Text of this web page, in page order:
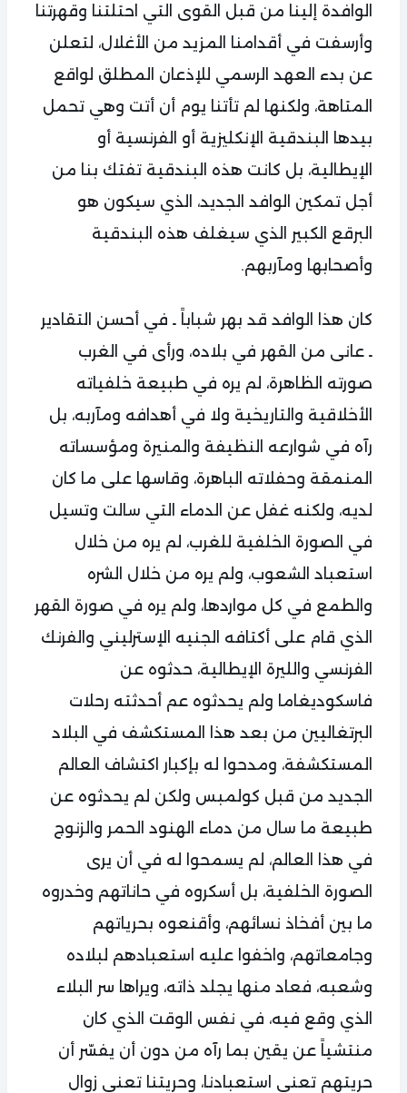
الوافدة إلينا من قبل القوى التي احتلتنا وقهرتنا
وأرسفت في أقدامنا المزيد من الأغلال، لتعلن
عن بدء العهد الرسمي للإذعان المطلق لواقع
المتاهة، ولكنها لم تأتنا يوم أن أتت وهي تحمل
بيدها البندقية الإنكليزية أو الفرنسية أو
الإيطالية، بل كانت هذه البندقية تفتك بنا من
أجل تمكين الوافد الجديد، الذي سيكون هو
البرقع الكبير الذي سيغلف هذه البندقية
وأصحابها ومآربهم.
كان هذا الوافد قد بهر شباباً ـ في أحسن التقادير
ـ عانى من القهر في بلاده، ورأى في الغرب
صورته الظاهرة، لم يره في طبيعة خلفياته
الأخلاقية والتاريخية ولا في أهدافه ومآربه، بل
رآه في شوارعه النظيفة والمنيرة ومؤسساته
المنمقة وحفلاته الباهرة، وقاسها على ما كان
لديه، ولكنه غفل عن الدماء التي سالت وتسيل
في الصورة الخلفية للغرب، لم يره من خلال
استعباد الشعوب، ولم يره من خلال الشره
والطمع في كل مواردها، ولم يره في صورة القهر
الذي قام على أكتافه الجنيه الإسترليني والفرنك
الفرنسي والليرة الإيطالية، حدثوه عن
فاسكوديغاما ولم يحدثوه عم أحدثته رحلات
البرتغاليين من بعد هذا المستكشف في البلاد
المستكشفة، ومدحوا له بإكبار اكتشاف العالم
الجديد من قبل كولمبس ولكن لم يحدثوه عن
طبيعة ما سال من دماء الهنود الحمر والزنوج
في هذا العالم، لم يسمحوا له في أن يرى
الصورة الخلفية، بل أسكروه في حاناتهم وخدروه
ما بين أفخاذ نسائهم، وأقنعوه بحرياتهم
وجامعاتهم، واخفوا عليه استعبادهم لبلاده
وشعبه، فعاد منها يجلد ذاته، ويراها سر البلاء
الذي وقع فيه، في نفس الوقت الذي كان
منتشياً عن يقين بما رآه من دون أن يفسّر أن
حريتهم تعني استعبادنا، وحريتنا تعني زوال